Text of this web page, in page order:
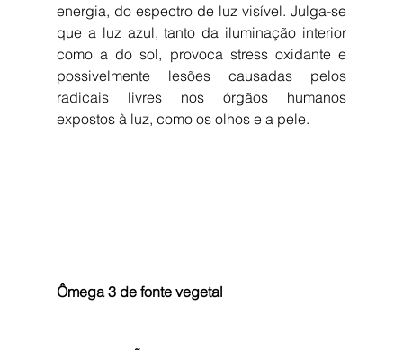
energia, do espectro de luz visível. Julga-se
que a luz azul, tanto da iluminação interior
como a do sol, provoca stress oxidante e
possivelmente lesões causadas pelos
radicais livres nos órgãos humanos
expostos à luz, como os olhos e a pele.
Ômega 3 de fonte vegetal